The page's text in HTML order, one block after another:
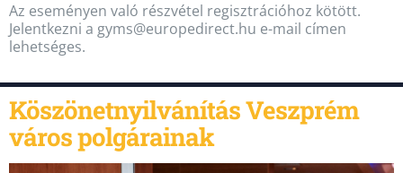
Az eseményen való részvétel regisztrációhoz kötött.
Jelentkezni a gyms@europedirect.hu e-mail címen
lehetséges.
Köszönetnyilvánítás Veszprém
város polgárainak